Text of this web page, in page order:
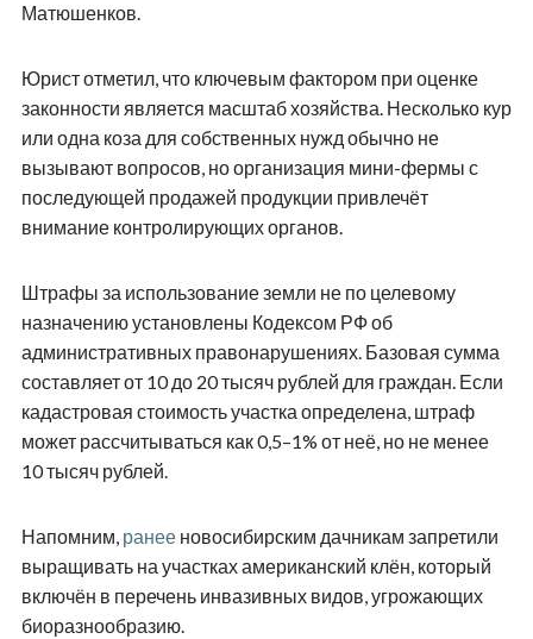
Матюшенков.
Юрист отметил, что ключевым фактором при оценке
законности является масштаб хозяйства. Несколько кур
или одна коза для собственных нужд обычно не
вызывают вопросов, но организация мини-фермы с
последующей продажей продукции привлечёт
внимание контролирующих органов.
Штрафы за использование земли не по целевому
назначению установлены Кодексом РФ об
административных правонарушениях. Базовая сумма
составляет от 10 до 20 тысяч рублей для граждан. Если
кадастровая стоимость участка определена, штраф
может рассчитываться как 0,5–1% от неё, но не менее
10 тысяч рублей.
Напомним, ранееновосибирским дачникам запретили
выращивать на участках американский клён, который
включён в перечень инвазивных видов, угрожающих
биоразнообразию.